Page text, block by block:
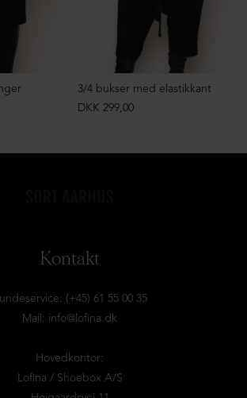
3/4 bukser med elastikkant
DKK 299,00
Kontakt
(+45) 61 55 00 35
Mail: info@lofina.dk
Hovedkontor:
Lofina / Shoebox A/S